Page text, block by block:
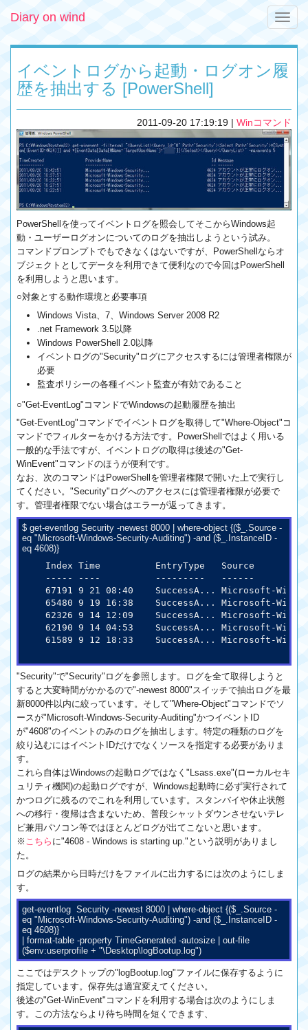
Toggle
Diary on wind
イベントログから起動・ログオン履
歴を抽出する [PowerShell]
2011-09-20 17:19:19 | Winコマンド
PowerShellを使ってイベントログを照会してそこからWindows起
動・ユーザーログオンについてのログを抽出しようという試み。
コマンドプロンプトでもできなくはないですが、PowerShellならオ
ブジェクトとしてデータを利用できて便利なので今回はPowerShell
を利用しようと思います。
○対象とする動作環境と必要事項
Windows Vista、7、Windows Server 2008 R2
.net Framework 3.5以降
Windows PowerShell 2.0以降
イベントログの"Security"ログにアクセスするには管理者権限が
必要
監査ポリシーの各種イベント監査が有効であること
○"Get-EventLog"コマンドでWindowsの起動履歴を抽出
"Get-EventLog"コマンドでイベントログを取得して"Where-Object"コ
マンドでフィルターをかける方法です。PowerShellではよく用いる
一般的な手法ですが、イベントログの取得は後述の"Get-
WinEvent"コマンドのほうが便利です。
なお、次のコマンドはPowerShellを管理者権限で開いた上で実行し
てください。"Security"ログへのアクセスには管理者権限が必要で
す。管理者権限でない場合はエラーが返ってきます。
$ get-eventlog Security -newest 8000 | where-object {($_.Source -
eq "Microsoft-Windows-Security-Auditing") -and ($_.InstanceID -
eq 4608)}
Index Time          EntryType   Source
----- ----          ---------   ------
67191 9 21 08:40    SuccessA... Microsoft-
65480 9 19 16:38    SuccessA... Microsoft-
62326 9 14 12:09    SuccessA... Microsoft-
62190 9 14 04:53    SuccessA... Microsoft-
61589 9 12 18:33    SuccessA... Microsoft-
"Security"で"Security"ログを参照します。ログを全て取得しようと
すると大変時間がかかるので"-newest 8000"スイッチで抽出ログを最
新8000件以内に絞っています。そして"Where-Object"コマンドでソ
ースが"Microsoft-Windows-Security-Auditing"かつイベントID
が"4608"のイベントのみのログを抽出します。特定の種類のログを
絞り込むにはイベントIDだけでなくソースを指定する必要がありま
す。
これら自体はWindowsの起動ログではなく"Lsass.exe"(ローカルセキ
ュリティ機関)の起動ログですが、Windows起動時に必ず実行されて
かつログに残るのでこれを利用しています。スタンバイや休止状態
への移行・復帰は含まないため、普段シャットダウンさせないテレ
ビ兼用パソコン等ではほとんどログが出てこないと思います。
※ こちら に"4608 - Windows is starting up."という説明がありまし
た。
ログの結果から日時だけをファイルに出力するには次のようにしま
す。
get-eventlog Security -newest 8000 | where-object {($_.Source -
eq "Microsoft-Windows-Security-Auditing") -and ($_.InstanceID -
eq 4608)} `
| format-table -property TimeGenerated -autosize | out-file
($env:userprofile + "\Desktop\logBootup.log")
ここではデスクトップの"logBootup.log"ファイルに保存するように
指定しています。保存先は適宜変えてください。
後述の"Get-WinEvent"コマンドを利用する場合は次のようにしま
す。この方法ならより待ち時間を短くできます、